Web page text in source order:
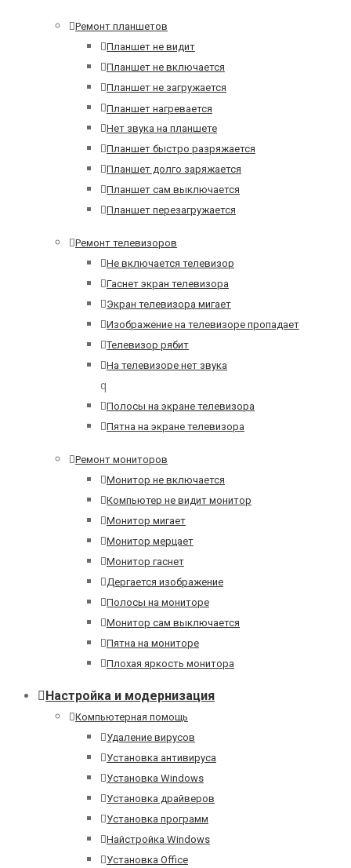
Ремонт планшетов
Планшет не видит
Планшет не включается
Планшет не загружается
Планшет нагревается
Нет звука на планшете
Планшет быстро разряжается
Планшет долго заряжается
Планшет сам выключается
Планшет перезагружается
Ремонт телевизоров
Не включается телевизор
Гаснет экран телевизора
Экран телевизора мигает
Изображение на телевизоре пропадает
Телевизор рябит
На телевизоре нет звука
q
Полосы на экране телевизора
Пятна на экране телевизора
Ремонт мониторов
Монитор не включается
Компьютер не видит монитор
Монитор мигает
Монитор мерцает
Монитор гаснет
Дергается изображение
Полосы на мониторе
Монитор сам выключается
Пятна на мониторе
Плохая яркость монитора
Настройка и модернизация
Компьютерная помощь
Удаление вирусов
Установка антивируса
Установка Windows
Установка драйверов
Установка программ
Найстройка Windows
Установка Office